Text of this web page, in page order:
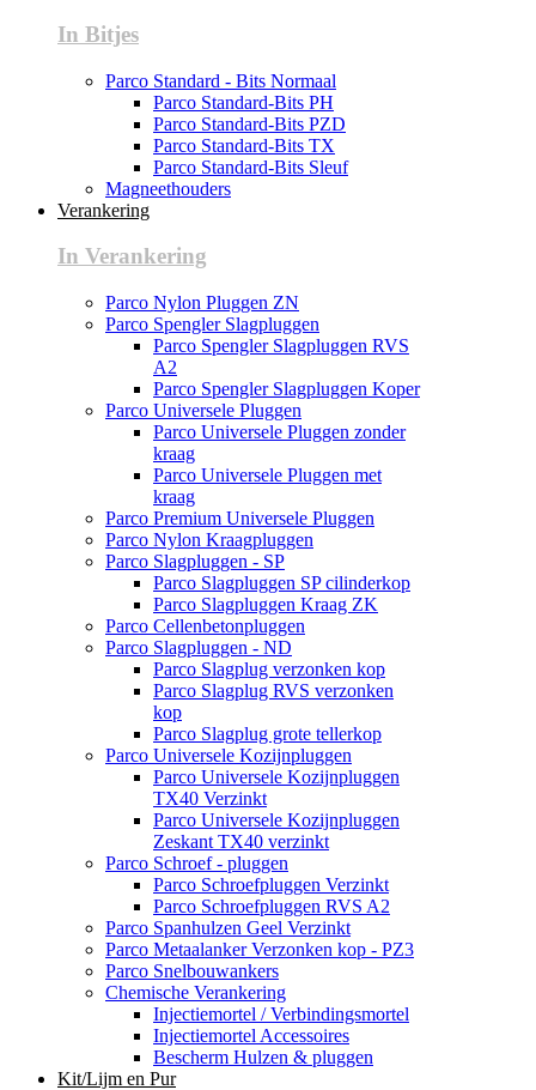
In Bitjes
Parco Standard - Bits Normaal
Parco Standard-Bits PH
Parco Standard-Bits PZD
Parco Standard-Bits TX
Parco Standard-Bits Sleuf
Magneethouders
Verankering
In Verankering
Parco Nylon Pluggen ZN
Parco Spengler Slagpluggen
Parco Spengler Slagpluggen RVS
A2
Parco Spengler Slagpluggen Koper
Parco Universele Pluggen
Parco Universele Pluggen zonder
kraag
Parco Universele Pluggen met
kraag
Parco Premium Universele Pluggen
Parco Nylon Kraagpluggen
Parco Slagpluggen - SP
Parco Slagpluggen SP cilinderkop
Parco Slagpluggen Kraag ZK
Parco Cellenbetonpluggen
Parco Slagpluggen - ND
Parco Slagplug verzonken kop
Parco Slagplug RVS verzonken
kop
Parco Slagplug grote tellerkop
Parco Universele Kozijnpluggen
Parco Universele Kozijnpluggen
TX40 Verzinkt
Parco Universele Kozijnpluggen
Zeskant TX40 verzinkt
Parco Schroef - pluggen
Parco Schroefpluggen Verzinkt
Parco Schroefpluggen RVS A2
Parco Spanhulzen Geel Verzinkt
Parco Metaalanker Verzonken kop - PZ3
Parco Snelbouwankers
Chemische Verankering
Injectiemortel / Verbindingsmortel
Injectiemortel Accessoires
Bescherm Hulzen & pluggen
Kit/Lijm en Pur